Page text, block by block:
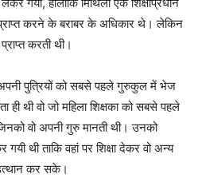
गयी, हालांकि मिथिला एक शिक्षाप्रधान
प्राप्त करने के बराबर के अधिकार थे। लेकिन
करती थी।
पुत्रियों को सबसे पहले गुरुकुल में भेज
ही थी वो जो महिला शिक्षका को सबसे पहले
वो अपनी गुरु मानती थी। उनको
थी ताकि वहां पर शिक्षा देकर वो अन्य
कर सके।